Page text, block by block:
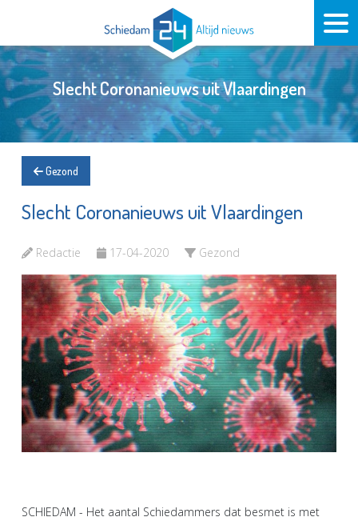
Slecht Coronanieuws uit Vlaardingen
Gezond
Slecht Coronanieuws uit Vlaardingen
Redactie 17-04-2020 Gezond
SCHIEDAM - Het aantal Schiedammers dat besmet is met